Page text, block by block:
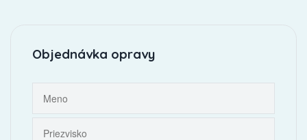
Objednávka opravy